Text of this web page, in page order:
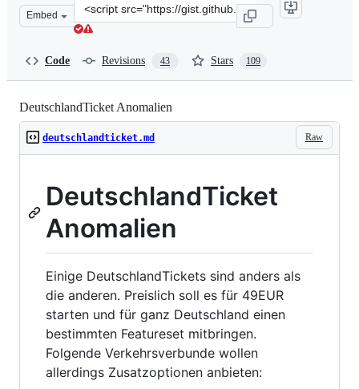
Embed
Clone
this
Code Revisions 43 Stars 109
DeutschlandTicket Anomalien
Raw
deutschlandticket.md
DeutschlandTicket
Anomalien
Einige DeutschlandTickets sind anders als
die anderen. Preislich soll es für 49EUR
starten und für ganz Deutschland einen
bestimmten Featureset mitbringen.
Folgende Verkehrsverbunde wollen
allerdings Zusatzoptionen anbieten: